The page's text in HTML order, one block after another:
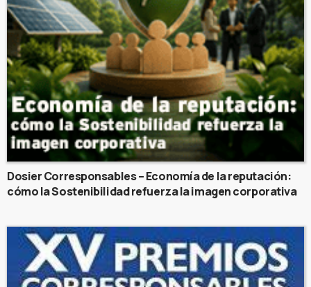
Dosier Corresponsables – Economía de la reputación:
cómo la Sostenibilidad refuerza la imagen corporativa